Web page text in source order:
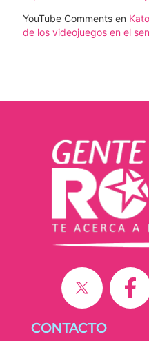
YouTube Comments en
de los videojuegos en el
CONTACTO